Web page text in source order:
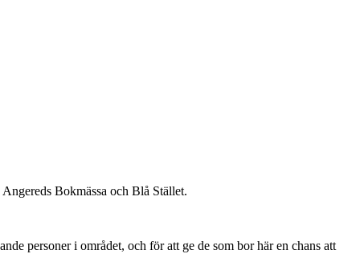
Bokmässa och Blå Stället.
personer i området, och för att ge de som bor här en chans att